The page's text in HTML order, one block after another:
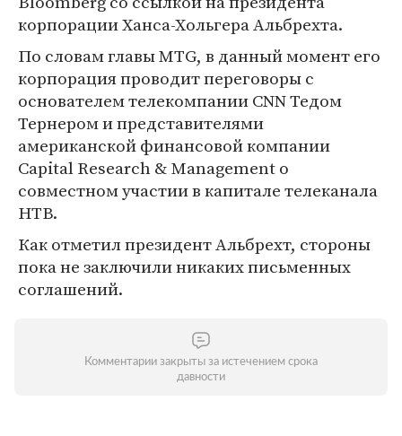
корпорации Ханса-Хольгера Альбрехта.
По словам главы MTG, в данный момент его
корпорация проводит переговоры с
основателем телекомпании CNN Тедом
Тернером и представителями
американской финансовой компании
Capital Research & Management о
совместном участии в капитале телеканала
НТВ.
Как отметил президент Альбрехт, стороны
пока не заключили никаких письменных
соглашений.
Комментарии закрыты за истечением срока
давности